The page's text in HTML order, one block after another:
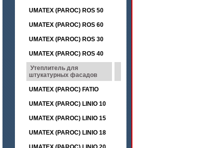
UMATEX (PAROC) ROS 50
UMATEX (PAROC) ROS 60
UMATEX (PAROC) ROS 30
UMATEX (PAROC) ROS 40
Утеплитель для
штукатурных фасадов
UMATEX (PAROC) FATIO
UMATEX (PAROC) LINIO 10
UMATEX (PAROC) LINIO 15
UMATEX (PAROC) LINIO 18